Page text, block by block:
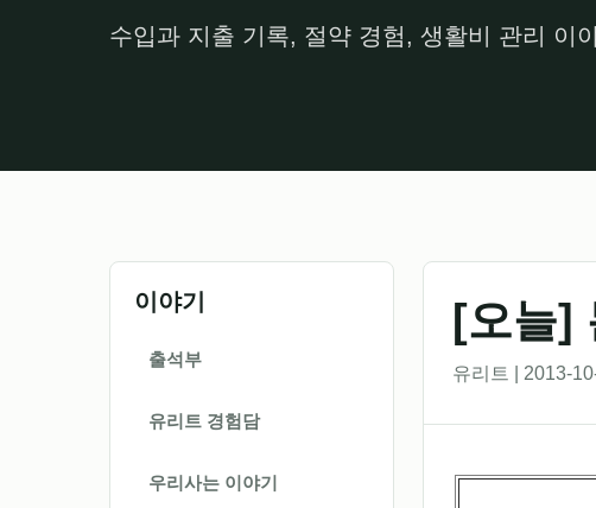
수입과 지출 기록, 절약 경험, 생활비 관리 이
이야기
출석부
유리트 경험담
우리사는 이야기
[오늘]
유리트 | 2013-